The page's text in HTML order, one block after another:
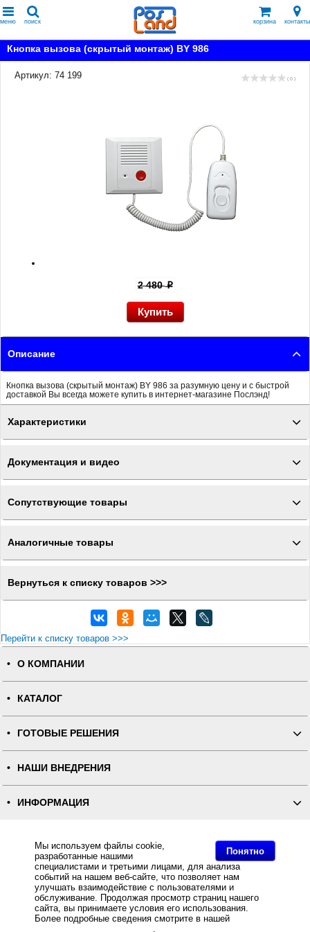
Понятно
Мы используем файлы cookie,
разработанные нашими
специалистами и третьими лицами, для анализа
событий на нашем веб-сайте, что позволяет нам
улучшать взаимодействие с пользователями и
обслуживание. Продолжая просмотр страниц нашего
сайта, вы принимаете условия его использования.
Более подробные сведения смотрите в нашей
.
меню поиск корзина контакты
Кнопка вызова (скрытый монтаж) BY 986
Артикул: 74 199 ( 0 )
2 480p
Описание
Кнопка вызова (скрытый монтаж) BY 986 за разумную цену и с быстрой
доставкой Вы всегда можете купить в интернет-магазине Послэнд!
Характеристики
Документация и видео
Сопутствующие товары
Аналогичные товары
Вернуться к списку товаров >>>
Перейти к списку товаров >>>
О КОМПАНИИ
КАТАЛОГ
ГОТОВЫЕ РЕШЕНИЯ
НАШИ ВНЕДРЕНИЯ
ИНФОРМАЦИЯ
ПОЛНАЯ ВЕРСИЯ
Интернет-магазин "ПОСЛЭНД" - торгового оборудования, оборудования для автоматизации общепита и
торговли, расходных материалов
Все права защищены, ООО "ПОСЛЭНД" © 2008-2026.
Политика конфиденциальности
Основное: Кнопка вызова (скрытый монтаж) BY 986, Кнопка вызова (скрытый монтаж) BY 986 за